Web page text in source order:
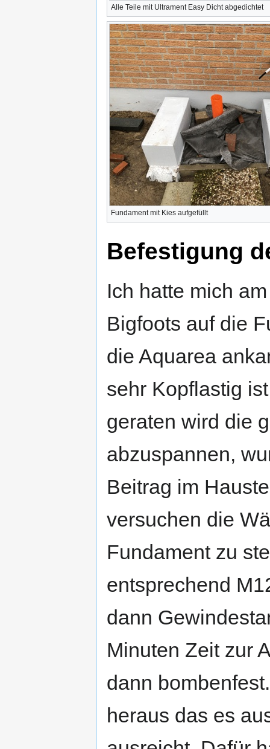
Alle Teile mit Ultrament Easy Dicht abgedichtet
Fundament mit Kies aufgefüllt
Befestigung
Ich hatte mich
Bigfoots auf die
die Aquarea
sehr Kopflastig
geraten wird die
abzuspannen,
Beitrag im
versuchen die
Fundament zu
entsprechend
dann
Minuten Zeit zur
dann
heraus das es